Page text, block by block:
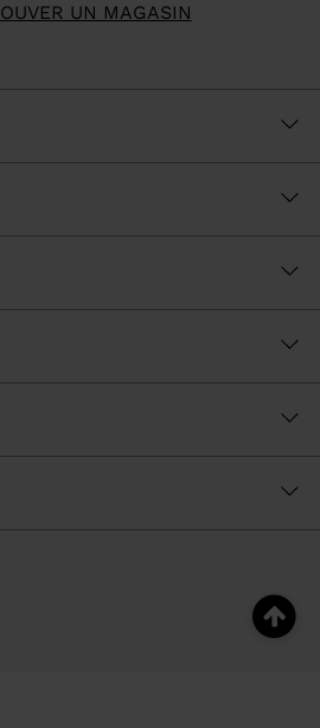
UN MAGASIN